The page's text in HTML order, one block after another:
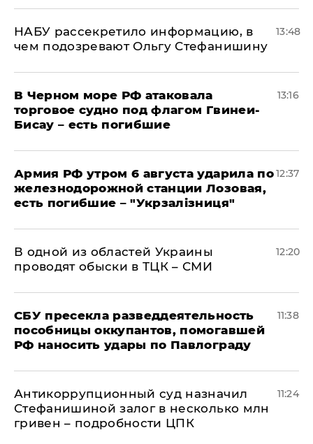
НАБУ рассекретило информацию, в
чем подозревают Ольгу Стефанишину
13:48
В Черном море РФ атаковала
торговое судно под флагом Гвинеи-
Бисау – есть погибшие
13:16
Армия РФ утром 6 августа ударила по
железнодорожной станции Лозовая,
есть погибшие – "Укрзалізниця"
12:37
В одной из областей Украины
проводят обыски в ТЦК – СМИ
12:20
СБУ пресекла разведдеятельность
пособницы оккупантов, помогавшей
РФ наносить удары по Павлограду
11:38
Антикоррупционный суд назначил
Стефанишиной залог в несколько млн
гривен – подробности ЦПК
11:24